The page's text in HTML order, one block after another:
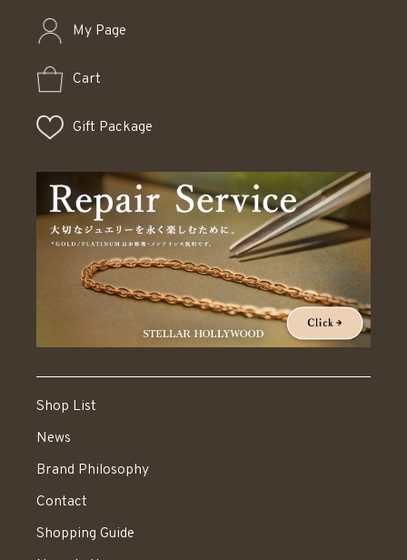
My Page
Cart
Gift Package
Shop List
News
Brand Philosophy
Contact
Shopping Guide